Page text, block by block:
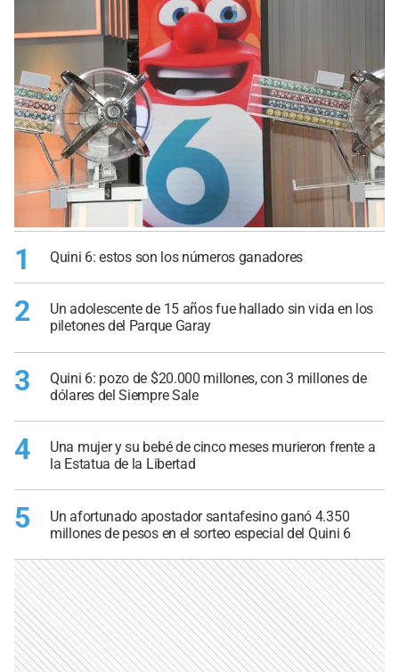
1 Quini 6: estos son los números ganadores
2
Un adolescente de 15 años fue hallado sin vida en los
piletones del Parque Garay
3
Quini 6: pozo de $20.000 millones, con 3 millones de
dólares del Siempre Sale
4
Una mujer y su bebé de cinco meses murieron frente a
la Estatua de la Libertad
5
Un afortunado apostador santafesino ganó 4.350
millones de pesos en el sorteo especial del Quini 6